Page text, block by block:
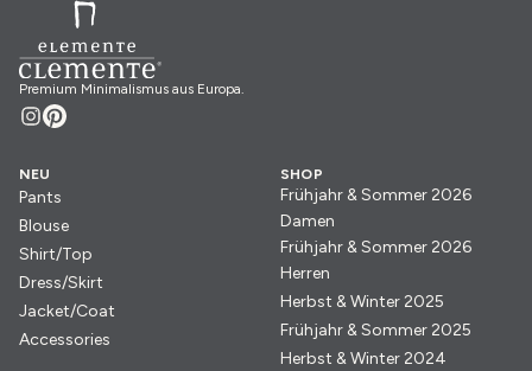
Premium Minimalismus aus Europa.
NEU
Pants
Blouse
Shirt/Top
Dress/Skirt
Jacket/Coat
Accessories
SHOP
Frühjahr & Sommer 2026
Damen
Frühjahr & Sommer 2026
Herren
Herbst & Winter 2025
Frühjahr & Sommer 2025
Herbst & Winter 2024